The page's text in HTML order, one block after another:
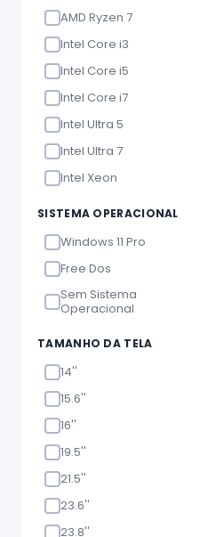
AMD Ryzen 7
Intel Core i3
Intel Core i5
Intel Core i7
Intel Ultra 5
Intel Ultra 7
Intel Xeon
SISTEMA OPERACIONAL
Windows 11 Pro
Free Dos
Sem Sistema
Operacional
TAMANHO DA TELA
14''
15.6''
16''
19.5''
21.5''
23.6''
23.8''